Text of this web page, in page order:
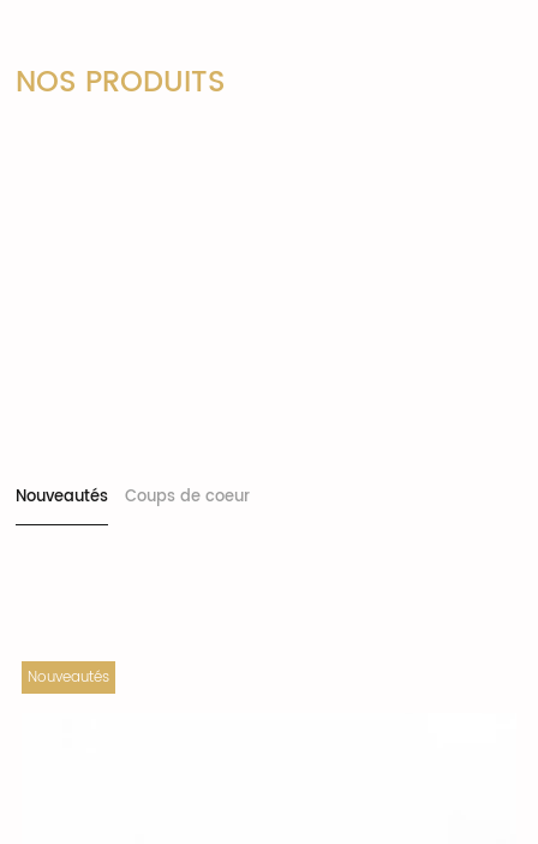
NOS PRODUITS
Nouveautés Coups de coeur
Nouveautés